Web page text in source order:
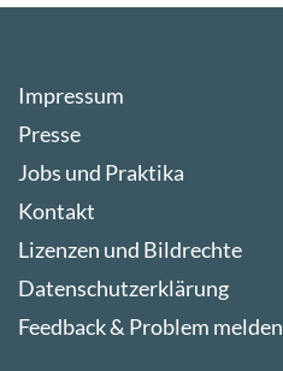
Impressum
Presse
Jobs und Praktika
Kontakt
Lizenzen und Bildrechte
Datenschutzerklärung
Feedback & Problem melden